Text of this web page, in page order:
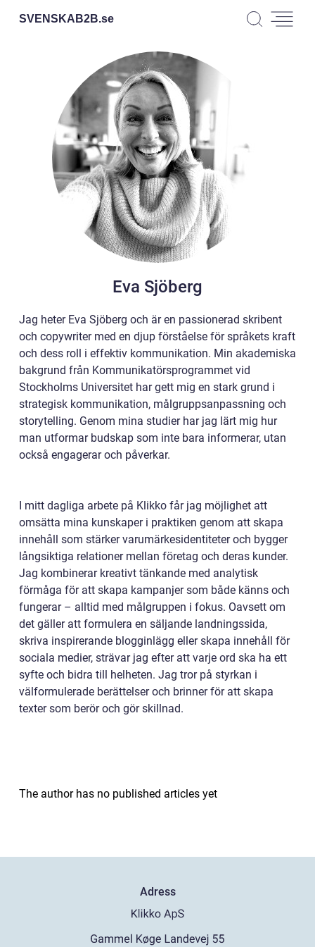
SVENSKAB2B.se
Eva Sjöberg
Jag heter Eva Sjöberg och är en passionerad skribent
och copywriter med en djup förståelse för språkets kraft
och dess roll i effektiv kommunikation. Min akademiska
bakgrund från Kommunikatörsprogrammet vid
Stockholms Universitet har gett mig en stark grund i
strategisk kommunikation, målgruppsanpassning och
storytelling. Genom mina studier har jag lärt mig hur
man utformar budskap som inte bara informerar, utan
också engagerar och påverkar.
I mitt dagliga arbete på Klikko får jag möjlighet att
omsätta mina kunskaper i praktiken genom att skapa
innehåll som stärker varumärkesidentiteter och bygger
långsiktiga relationer mellan företag och deras kunder.
Jag kombinerar kreativt tänkande med analytisk
förmåga för att skapa kampanjer som både känns och
fungerar – alltid med målgruppen i fokus. Oavsett om
det gäller att formulera en säljande landningssida,
skriva inspirerande blogginlägg eller skapa innehåll för
sociala medier, strävar jag efter att varje ord ska ha ett
syfte och bidra till helheten. Jag tror på styrkan i
välformulerade berättelser och brinner för att skapa
texter som berör och gör skillnad.
The author has no published articles yet
Adress